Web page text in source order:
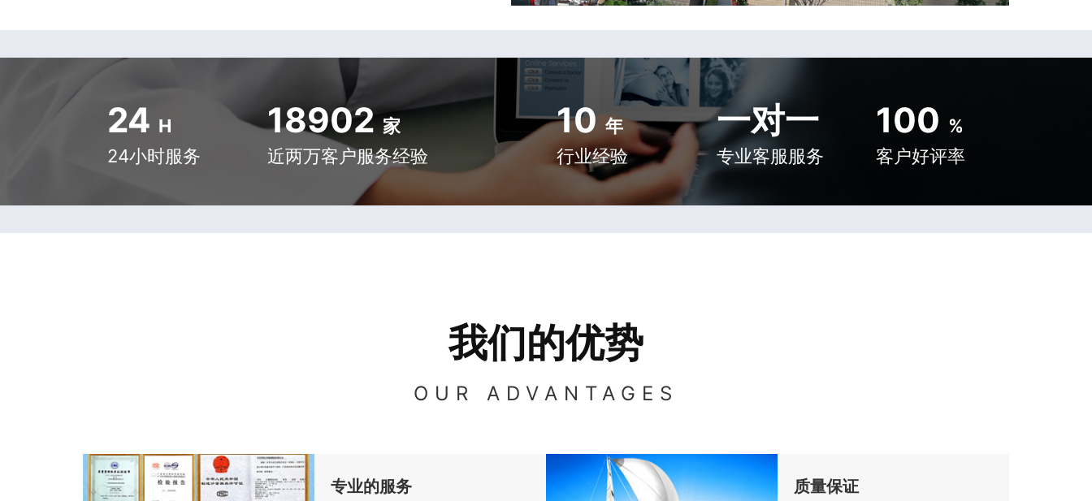
24 H
24小时服务
18902 家
近两万客户服务经验
10 年
行业经验
一对一
专业客服服务
100 %
客户好评率
我们的优势
OUR ADVANTAGES
专业的服务 质量保证